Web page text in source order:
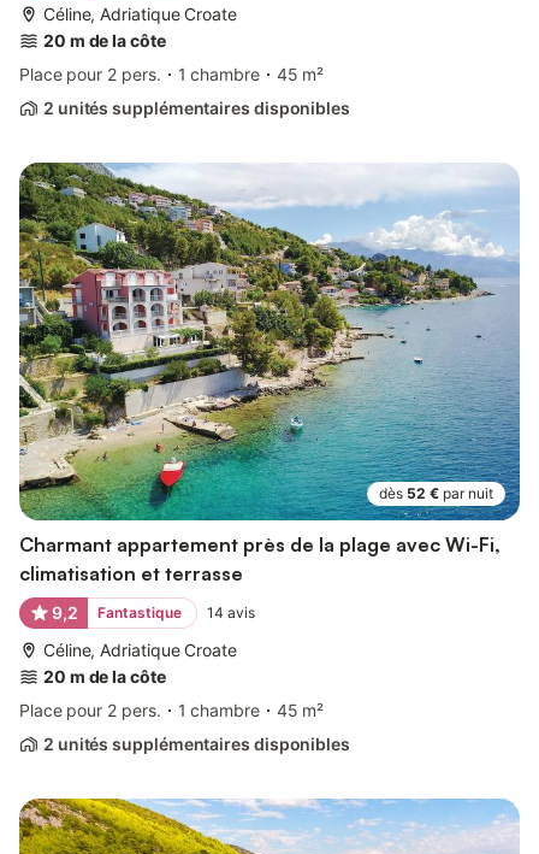
Céline, Adriatique Croate
20 m de la côte
Place pour 2 pers.
1 chambre
45 m²
2 unités supplémentaires disponibles
dès 52 € par nuit
Charmant appartement près de la plage avec Wi-Fi,
climatisation et terrasse
9,2 Fantastique 14 avis
Céline, Adriatique Croate
20 m de la côte
Place pour 2 pers.
1 chambre
45 m²
2 unités supplémentaires disponibles